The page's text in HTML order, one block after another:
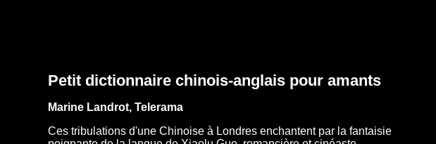
Petit dictionnaire chinois-anglais pour amants
Marine Landrot, Telerama
Ces tribulations d'une Chinoise à Londres enchantent par la fantaisie